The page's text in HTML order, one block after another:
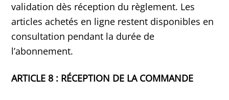
validation dès réception du règlement. Les
articles achetés en ligne restent disponibles en
consultation pendant la durée de
l’abonnement.
ARTICLE 8 : RÉCEPTION DE LA COMMANDE